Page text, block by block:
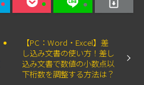
【PC：Word・Excel】差
し込み文書の使い方！差し
込み文書で数値の小数点以
下桁数を調整する方法は？